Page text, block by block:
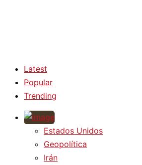
Latest
Popular
Trending
Estados Unidos
Geopolítica
Irán